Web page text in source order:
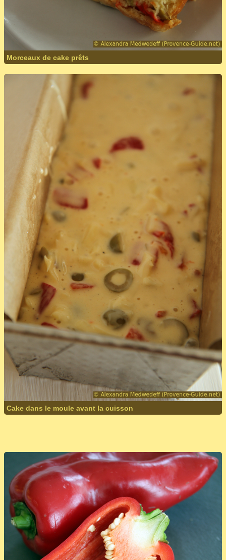
Morceaux de cake prêts
Cake dans le moule avant la cuisson